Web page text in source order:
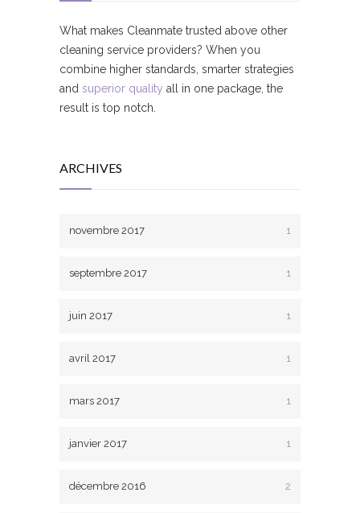
What makes Cleanmate trusted above other
cleaning service providers? When you
combine higher standards, smarter strategies
and superior quality all in one package, the
result is top notch.
ARCHIVES
novembre 2017 1
septembre 2017 1
juin 2017 1
avril 2017 1
mars 2017 1
janvier 2017 1
décembre 2016 2